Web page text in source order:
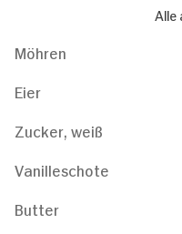
Alle
Möhren
Eier
Zucker, weiß
Vanilleschote
Butter